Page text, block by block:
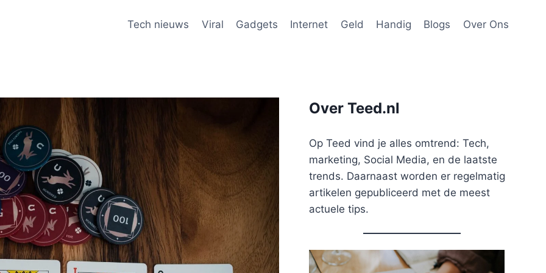
Tech nieuws Viral Gadgets Internet Geld Handig Blogs Over Ons
Over Teed.nl
Op Teed vind je alles omtrend: Tech,
marketing, Social Media, en de laatste
trends. Daarnaast worden er regelmatig
artikelen gepubliceerd met de meest
actuele tips.